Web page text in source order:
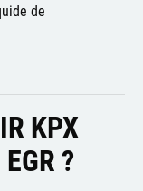
de
KPX
?